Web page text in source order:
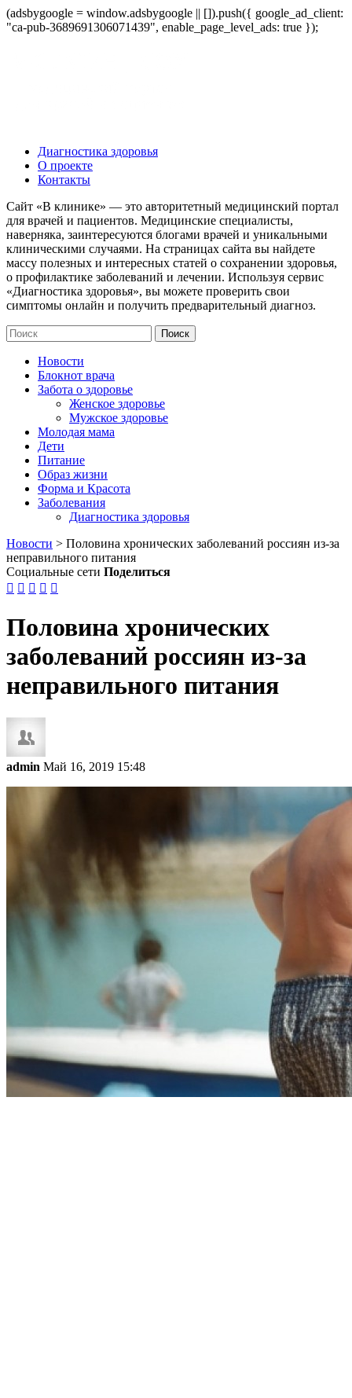
(adsbygoogle = window.adsbygoogle || []).push({ google_ad_client:
"ca-pub-3689691306071439", enable_page_level_ads: true });
Диагностика здоровья
О проекте
Контакты
Сайт «В клинике» — это авторитетный медицинский портал
для врачей и пациентов. Медицинские специалисты,
наверняка, заинтересуются блогами врачей и уникальными
клиническими случаями. На страницах сайта вы найдете
массу полезных и интересных статей о сохранении здоровья,
о профилактике заболеваний и лечении. Используя сервис
«Диагностика здоровья», вы можете проверить свои
симптомы онлайн и получить предварительный диагноз.
Новости
Блокнот врача
Забота о здоровье
Женское здоровье
Мужское здоровье
Молодая мама
Дети
Питание
Образ жизни
Форма и Красота
Заболевания
Диагностика здоровья
Новости > Половина хронических заболеваний россиян из-за
неправильного питания
Социальные сети Поделиться
    
Половина хронических
заболеваний россиян из-за
неправильного питания
admin Май 16, 2019 15:48